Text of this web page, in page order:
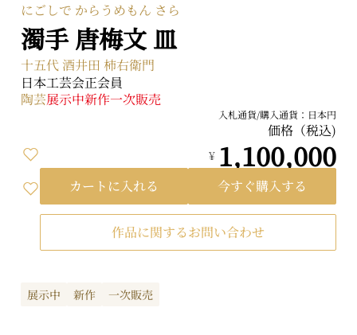
展示中 新作 一次販売
にごしで からうめもん さら
濁手 唐梅文 皿
十五代 酒井田 柿右衛門
日本工芸会正会員
陶芸展示中新作一次販売
入札通貨/購入通貨：日本円
価格（税込)
¥ 1,100,000
カートに入れる 今すぐ購入する
作品に関するお問い合わせ